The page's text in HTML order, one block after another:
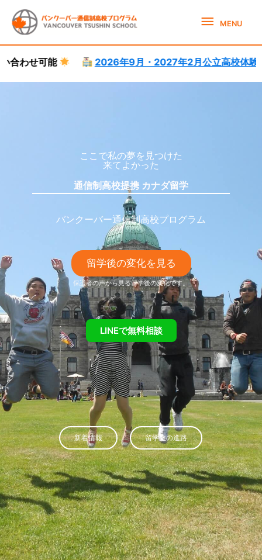
content
MENU
MENU
2026年9月・2027年2月公立高校体験就学受付中。語
ここで私の夢を見つけた
来てよかった
通信制高校提携 カナダ留学
バンクーバー通信制高校プログラム
留学後の変化を見る
保護者の声から見る留学後の変化です。
LINEで無料相談
新着情報 留学生の進路